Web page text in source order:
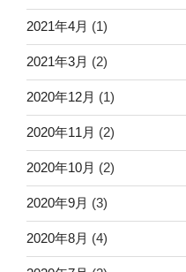
2021年4月 (1)
2021年3月 (2)
2020年12月 (1)
2020年11月 (2)
2020年10月 (2)
2020年9月 (3)
2020年8月 (4)